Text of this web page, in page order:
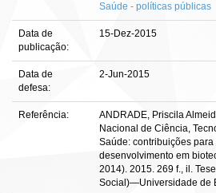
Saúde - políticas públicas
Data de
publicação:
15-Dez-2015
Data de
defesa:
2-Jun-2015
Referência:
ANDRADE, Priscila
Nacional de Ciência,
Saúde: contribuições
desenvolvimento em
2014). 2015. 269 f., il.
Social)—Universidade de